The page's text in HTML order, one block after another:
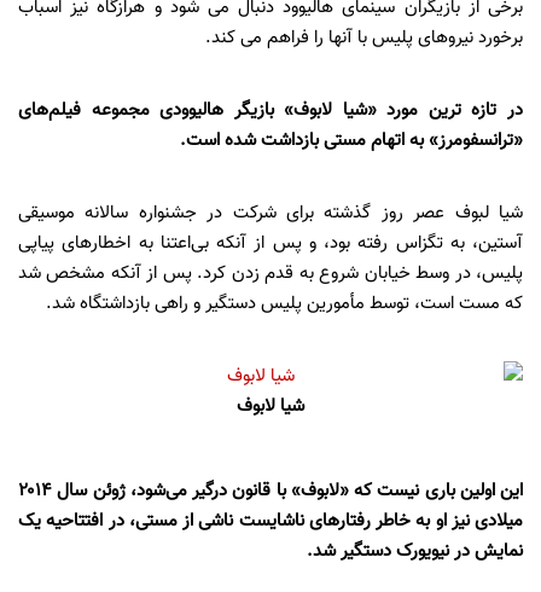
برخی از بازیگران سینمای هالیوود دنبال می شود و هرازگاه نیز اسباب
برخورد نیروهای پلیس با آنها را فراهم می کند.
در تازه ترین مورد «شیا لابوف» بازیگر هالیوودی مجموعه فیلم‌های
«ترانسفومرز» به اتهام مستی بازداشت شده است.
شیا لبوف عصر روز گذشته برای شرکت در جشنواره سالانه موسیقی
آستین، به تگزاس رفته بود، و پس از آنکه بی‌‌اعتنا به اخطارهای پیاپی
پلیس، در وسط خیابان شروع به قدم زدن کرد. پس از آنکه مشخص شد
که مست است، توسط مأمورین پلیس دستگیر و راهی بازداشتگاه شد.
شیا لابوف
این اولین باری نیست که «لابوف» با قانون درگیر می‌شود، ژوئن سال ۲۰۱۴
میلادی نیز او به خاطر رفتارهای ناشایست ناشی از مستی، در افتتاحیه یک
نمایش در نیویورک دستگیر شد.